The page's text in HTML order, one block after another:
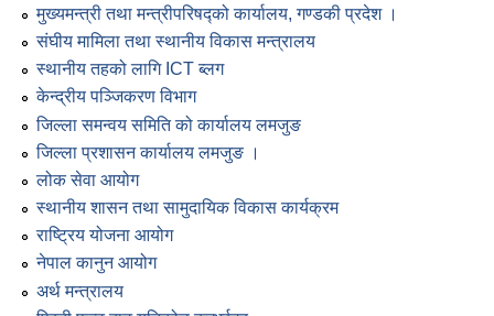
मुख्यमन्त्री तथा मन्त्रीपरिषद्को कार्यालय, गण्डकी प्रदेश ।
संघीय मामिला तथा स्थानीय विकास मन्त्रालय
स्थानीय तहको लागि ICT ब्लग
केन्द्रीय पञ्जिकरण विभाग
जिल्ला समन्वय समिति को कार्यालय लमजुङ
जिल्ला प्रशासन कार्यालय लमजुङ ।
लोक सेवा आयोग
स्थानीय शासन तथा सामुदायिक विकास कार्यक्रम
राष्ट्रिय योजना आयोग
नेपाल कानुन आयोग
अर्थ मन्त्रालय